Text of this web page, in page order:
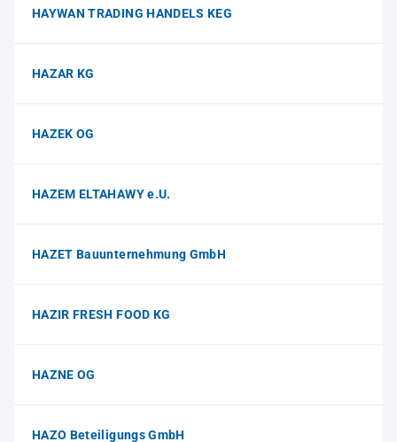
HAYWAN TRADING HANDELS KEG
HAZAR KG
HAZEK OG
HAZEM ELTAHAWY e.U.
HAZET Bauunternehmung GmbH
HAZIR FRESH FOOD KG
HAZNE OG
HAZO Beteiligungs GmbH